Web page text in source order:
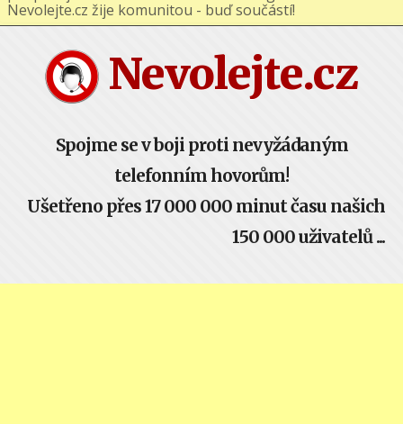
Nevolejte.cz
Spojme se v boji proti nevyžádaným
telefonním hovorům!
Ušetřeno přes 17 000 000 minut času našich
150 000 uživatelů ...
Nevolejte.cz žije komunitou - buď součástí!